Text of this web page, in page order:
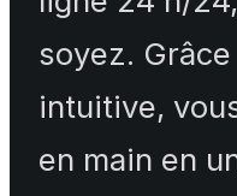
soyez.
intuitive,
en main en